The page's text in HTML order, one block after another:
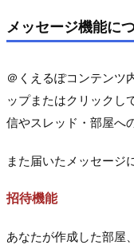
メッセージ機能に
＠くえるぽコンテンツ
ップまたはクリックし
信やスレッド・部屋へ
また届いたメッセージ
招待機能
あなたが作成した部屋